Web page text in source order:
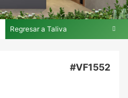
Regresar a Taliva
#VF1552